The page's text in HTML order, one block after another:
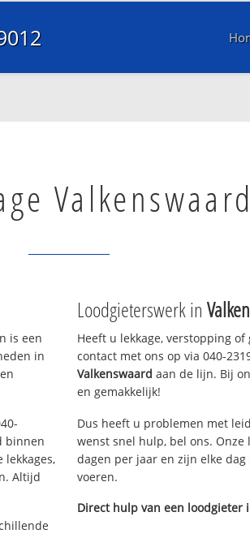
Valkenswaard
is een
in
binnen
lekkages,
Altijd
Loodgieterswerk in
Heeft u lekkage, verstopping
contact met ons op via 040-
Valkenswaard aan de lijn. Bij
en gemakkelijk!
Dus heeft u problemen met
wenst snel hulp, bel ons.
dagen per jaar en zijn elke
voeren.
Direct hulp van een loodgieter